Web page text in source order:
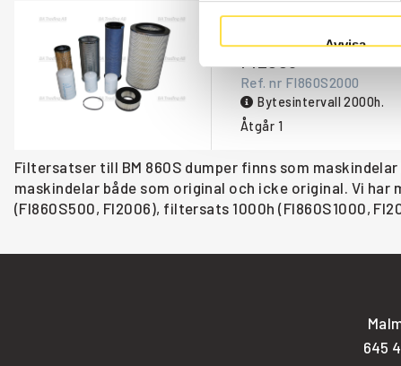
Avvisa
FILTERSATS 2000H
FI2008
Ref. nr FI860S2000
Bytesintervall 2000h.
Åtgår 1
Filtersatser till BM 860S dumper finns som
maskindelar både som original och icke original. Vi
(FI860S500, FI2006), filtersats 1000h (FI860S1000,
645